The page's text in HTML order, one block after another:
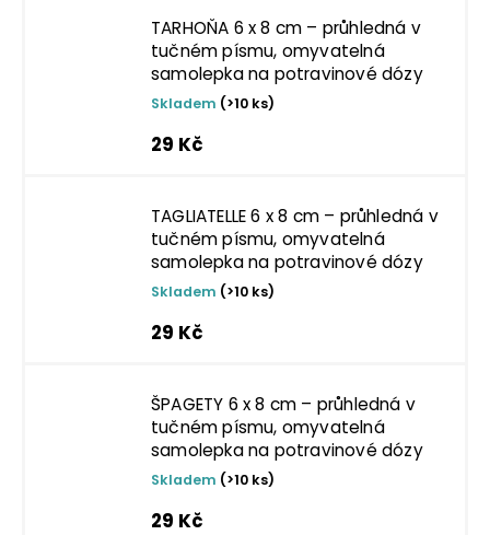
TARHOŇA 6 x 8 cm – průhledná v
tučném písmu, omyvatelná
samolepka na potravinové dózy
Skladem (>10 ks)
29 Kč
TAGLIATELLE 6 x 8 cm – průhledná v
tučném písmu, omyvatelná
samolepka na potravinové dózy
Skladem (>10 ks)
29 Kč
ŠPAGETY 6 x 8 cm – průhledná v
tučném písmu, omyvatelná
samolepka na potravinové dózy
Skladem (>10 ks)
29 Kč